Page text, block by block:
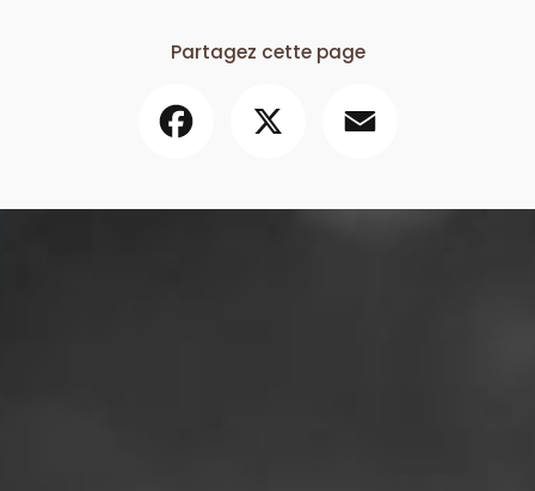
Partagez cette page